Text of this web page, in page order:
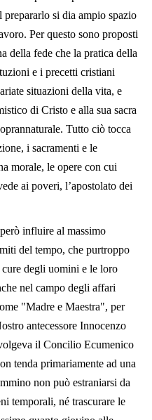
si dia ampio spazio
Per questo sono proposti
della fede che la pratica della
e i precetti cristiani
situazioni della vita, e
di Cristo e alla sua sacra
Tutto ciò tocca
i sacramenti e le
morale, le opere con cui
ai poveri, l’apostolato dei
influire al massimo
del tempo, che purtroppo
cure degli uomini e le loro
nel campo degli affari
"Madre e Maestra", per
antecessore Innocenzo
il Concilio Ecumenico
tenda primariamente ad una
non può estraniarsi da
temporali, né trascurare le